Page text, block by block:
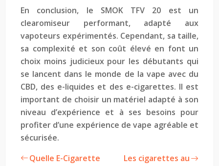
En conclusion, le SMOK TFV 20 est un
clearomiseur performant, adapté aux
vapoteurs expérimentés. Cependant, sa taille,
sa complexité et son coût élevé en font un
choix moins judicieux pour les débutants qui
se lancent dans le monde de la vape avec du
CBD, des e-liquides et des e-cigarettes. Il est
important de choisir un matériel adapté à son
niveau d’expérience et à ses besoins pour
profiter d’une expérience de vape agréable et
sécurisée.
Quelle E-Cigarette
Les cigarettes au